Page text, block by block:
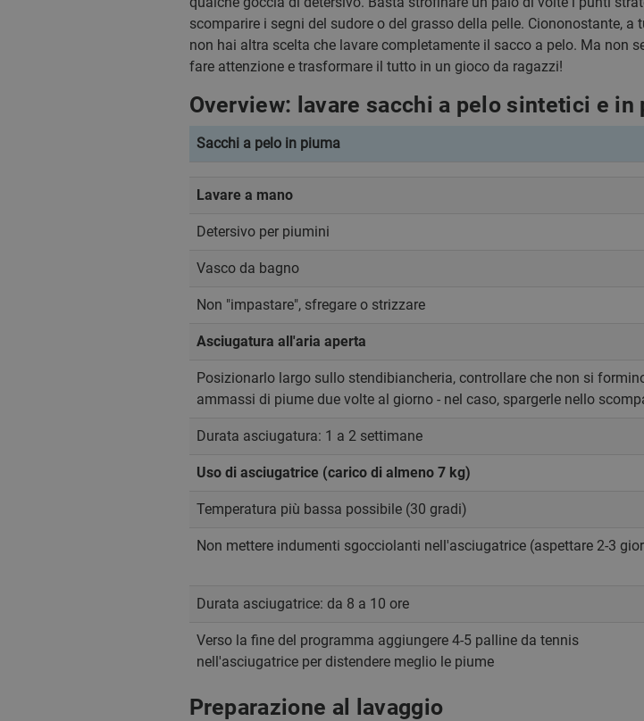
scomparire i segni del sudore o del grasso della pelle. Ciononostante,
non hai altra scelta che lavare completamente il sacco a pelo. Ma non
fare attenzione e trasformare il tutto in un gioco da ragazzi!
Overview: lavare sacchi a pelo sintetici e in
Sacchi a pelo in piuma
Lavare a mano
Detersivo per piumini
Vasco da bagno
Non "impastare", sfregare o strizzare
Asciugatura all'aria aperta
Posizionarlo largo sullo stendibiancheria, controllare che non si
ammassi di piume due volte al giorno - nel caso, spargerle nello
Durata asciugatura: 1 a 2 settimane
Uso di asciugatrice (carico di almeno 7 kg)
Temperatura più bassa possibile (30 gradi)
Non mettere indumenti sgocciolanti nell'asciugatrice (aspettare 2-3
Durata asciugatrice: da 8 a 10 ore
Verso la fine del programma aggiungere 4-5 palline da tennis
nell'asciugatrice per distendere meglio le piume
Preparazione al lavaggio